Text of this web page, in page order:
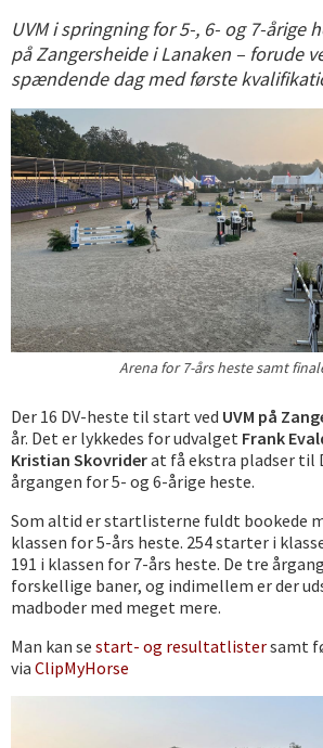
UVM i springning for 5-, 6- og 7-årige
på Zangersheide i Lanaken – forude
spændende dag med første
Arena for 7-års heste samt
Der 16 DV-heste til start ved UVM på
år. Det er lykkedes for udvalget Frank
Kristian Skovriderat få ekstra pladser til
årgangen for 5- og 6-årige heste.
Som altid er startlisterne fuldt bookede
klassen for 5-års heste. 254 starter i
191 i klassen for 7-års heste. De tre
forskellige baner, og indimellem er der
madboder med meget mere.
Man kan se start- og resultatlistersamt
via ClipMyHorse